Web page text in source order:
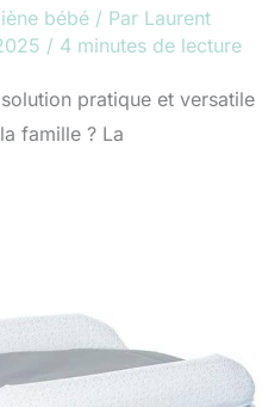
bébé / Par Laurent
/ 4 minutes de lecture
pratique et versatile
famille ? La